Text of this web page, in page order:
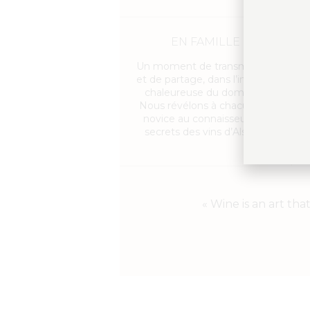
EN FAMILLE
Un moment de transmission
et de partage, dans l’intimité
chaleureuse du domaine.
Nous révélons à chacun, du
novice au connaisseur, les
secrets des vins d’Alsace.
« Wine is an art